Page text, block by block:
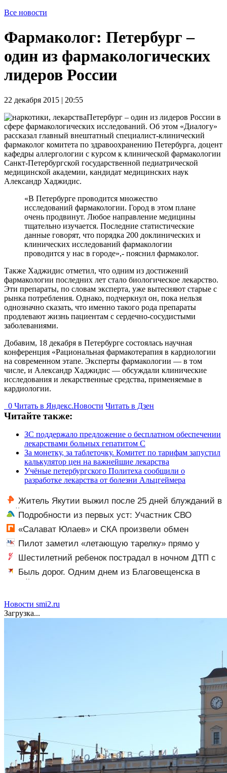
Все новости
Фармаколог: Петербург –
один из фармакологических
лидеров России
22 декабря 2015 | 20:55
Петербург – один из лидеров России в
сфере фармакологических исследований. Об этом «Диалогу»
рассказал главный внештатный специалист-клинический
фармаколог комитета по здравоохранению Петербурга, доцент
кафедры аллергологии с курсом к клинической фармакологии
Санкт-Петербургской государственной педиатрической
медицинской академии, кандидат медицинских наук
Александр Хаджидис.
«В Петербурге проводится множество
исследований фармакологии. Город в этом плане
очень продвинут. Любое направление медицины
тщательно изучается. Последние статистические
данные говорят, что порядка 200 доклинических и
клинических исследований фармакологии
проводится у нас в городе»,- пояснил фармаколог.
Также Хаджидис отметил, что одним из достижений
фармакологии последних лет стало биологическое лекарство.
Эти препараты, по словам эксперта, уже вытесняют старые с
рынка потребления. Однако, подчеркнул он, пока нельзя
однозначно сказать, что именно такого рода препараты
продлевают жизнь пациентам с сердечно-сосудистыми
заболеваниями.
Добавим, 18 декабря в Петербурге состоялась научная
конференция «Рациональная фармакотерапия в кардиологии
на современном этапе. Эксперты фармакологии — в том
числе, и Александр Хаджидис — обсуждали клинические
исследования и лекарственные средства, применяемые в
кардиологии.
0 Читать в Яндекс.Новости Читать в Дзен
Читайте также:
ЗС поддержало предложение о бесплатном обеспечении
лекарствами больных гепатитом C
За монетку, за таблеточку. Комитет по тарифам запустил
калькулятор цен на важнейшие лекарства
Учёные петербургского Политеха сообщили о
разработке лекарства от болезни Альцгеймера
Житель Якутии выжил после 25 дней блужданий в
тайгеПодробности из первых уст: Участник СВО
рассказал, что спасло его в схватке с медведем
«Салават Юлаев» и СКА произвели обмен
Пилот заметил «летающую тарелку» прямо у
крыла самолета
Шестилетний ребенок пострадал в ночном ДТП с
тремя автомобилями на Федерации: видео
Быль дорог. Одним днем из Благовещенска в
Китай, лапша, мемы, и почему утке по-пекински
Новости smi2.ru
Загрузка...